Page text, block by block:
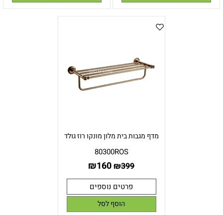
מדף מגבות בית מלון מונקו רוז גולד
80300ROS
₪399
₪160
פרטים נוספים
הוסף לסל